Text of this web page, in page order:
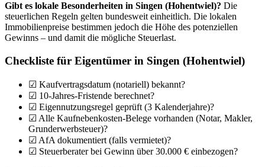
Gibt es lokale Besonderheiten in Singen (Hohentwiel)? Die
steuerlichen Regeln gelten bundesweit einheitlich. Die lokalen
Immobilienpreise bestimmen jedoch die Höhe des potenziellen
Gewinns – und damit die mögliche Steuerlast.
Checkliste für Eigentümer in Singen (Hohentwiel)
☑ Kaufvertragsdatum (notariell) bekannt?
☑ 10-Jahres-Fristende berechnet?
☑ Eigennutzungsregel geprüft (3 Kalenderjahre)?
☑ Alle Kaufnebenkosten-Belege vorhanden (Notar, Makler,
Grunderwerbsteuer)?
☑ AfA dokumentiert (falls vermietet)?
☑ Steuerberater bei Gewinn über 30.000 € einbezogen?